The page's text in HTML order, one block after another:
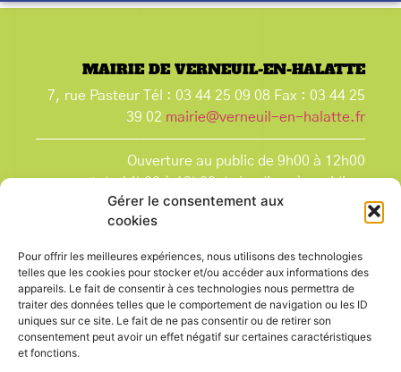
Gérer le consentement aux
cookies
Pour offrir les meilleures expériences, nous utilisons des technologies
telles que les cookies pour stocker et/ou accéder aux informations des
appareils. Le fait de consentir à ces technologies nous permettra de
traiter des données telles que le comportement de navigation ou les ID
uniques sur ce site. Le fait de ne pas consentir ou de retirer son
consentement peut avoir un effet négatif sur certaines caractéristiques
et fonctions.
MAIRIE DE VERNEUIL-EN-HALATTE
7, rue Pasteur Tél : 03 44 25 09 08 Fax : 03 44 25
39 02 mairie@verneuil-en-halatte.fr
Ouverture au public de 9h00 à 12h00
et de 14h00 à 18h00 du lundi après-midi au
vendredi,
et le samedi de 9h00 à 12h00.
que les jours fériés.